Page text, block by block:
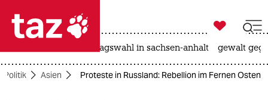
 taz zahl ich
taz zahl ich

taz zahl ich
landtagswahl in sachsen-anhalt gewalt
Politik Asien Proteste in Russland: Rebellion im Fernen Osten